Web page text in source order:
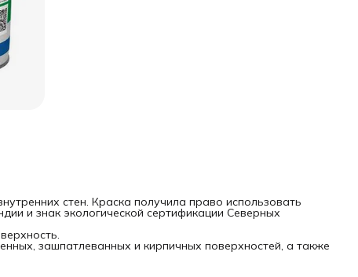
стен. Краска получила право использовать
и знак экологической сертификации Северных
зашпатлеванных и кирпичных поверхностей, а также